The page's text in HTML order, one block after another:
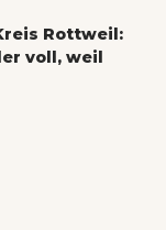
Rottweil:
voll, weil